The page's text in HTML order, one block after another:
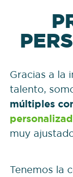
Gracias a la
talento,
múltiples
muy
Tenemos la